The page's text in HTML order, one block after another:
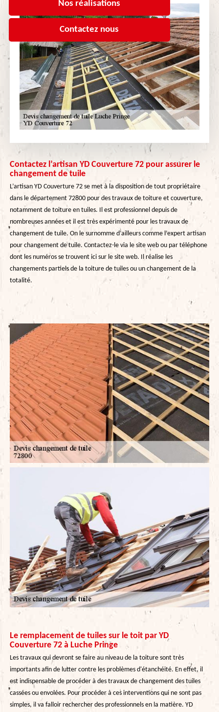
Nos réalisations
Contactez nous
Contactez l’artisan YD Couverture 72 pour assurer le
changement de tuile
L’artisan YD Couverture 72 se met à la disposition de tout propriétaire
dans le département 72800 pour des travaux de toiture et couverture,
notamment de toiture en tuiles. Il est professionnel depuis de
nombreuses années et il est très expérimenté pour les travaux de
changement de tuile. On le surnomme d’ailleurs comme l’expert artisan
pour changement de tuile. Contactez-le via le site web ou par téléphone
dont les numéros se trouvent ici sur le site web. Il réalise les
changements partiels de la toiture de tuiles ou un changement de la
totalité.
Le remplacement de tuiles sur le toit par YD
Couverture 72 à Luche Pringe
Les travaux qui devront se faire au niveau de la toiture sont très
importants afin de lutter contre les problèmes d'étanchéité. En effet, il
est indispensable de procéder à des travaux de changement des tuiles
cassées ou envolées. Pour procéder à ces interventions qui ne sont pas
simples, il va falloir rechercher des professionnels en la matière. YD